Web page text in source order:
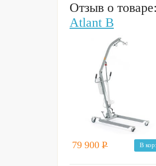
Отзыв о
Atlant B
79 900 Р В